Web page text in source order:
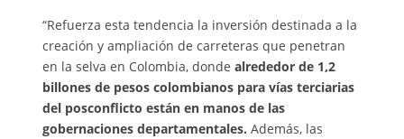
“Refuerza esta tendencia la inversión destinada a la
creación y ampliación de carreteras que penetran
en la selva en Colombia, donde alrededor de 1,2
billones de pesos colombianos para vías terciarias
del posconflicto están en manos de las
gobernaciones departamentales. Además, las